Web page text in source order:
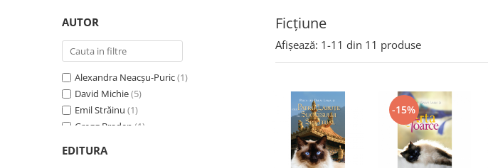
Spiritualitate
Extratereștrii
Transformare spirituală
Ficțiune
AUTOR
Alexandra Neacșu-Puric(1)
David Michie(5)
Emil Străinu (1)
Gregg Braden (1)
Maxin James
EDITURA
Afișează: 1-11 din 11 produse
-15%